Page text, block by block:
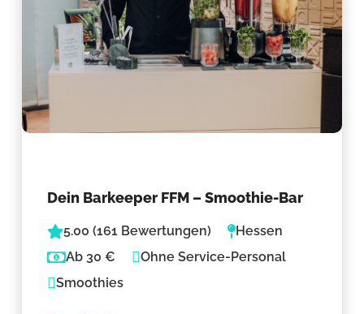
Dein Barkeeper FFM – Smoothie-Bar
5.00 (161 Bewertungen)
Hessen
Ab 30 €
Ohne Service-Personal
Smoothies